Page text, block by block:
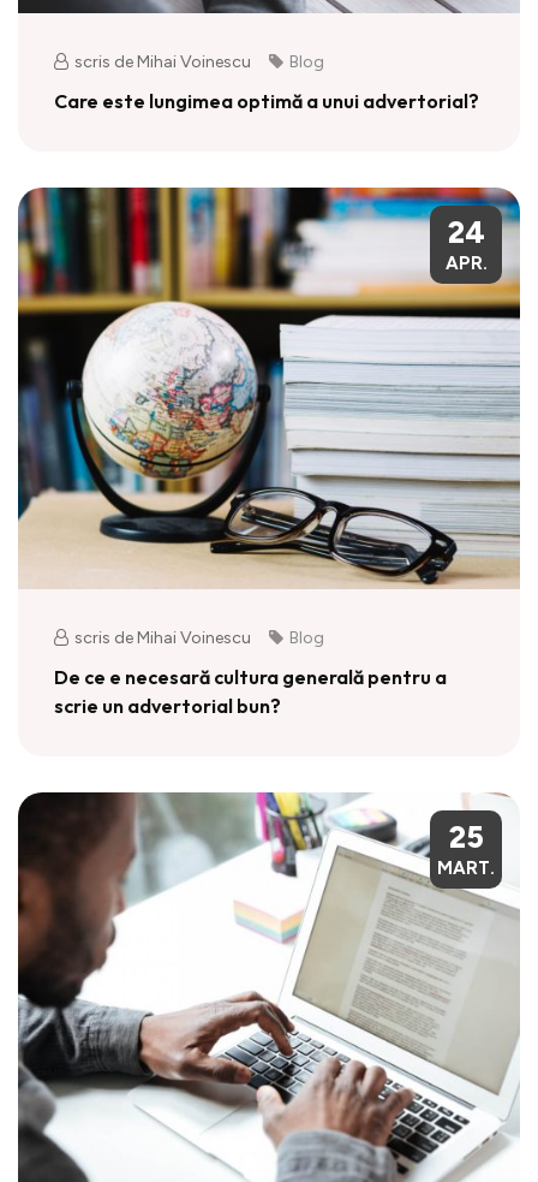
scris de Mihai Voinescu Blog
Care este lungimea optimă a unui advertorial?
24
APR.
scris de Mihai Voinescu Blog
De ce e necesară cultura generală pentru a
scrie un advertorial bun?
25
MART.